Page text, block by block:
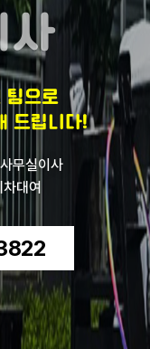
사
팀으로
드립니다!
무실이사
대여